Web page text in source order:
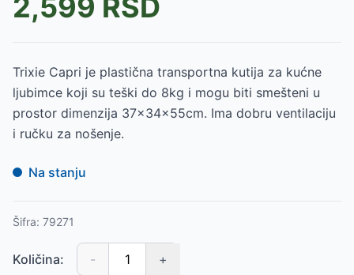
2,599 RSD
Trixie Capri je plastična transportna kutija za kućne
ljubimce koji su teški do 8kg i mogu biti smešteni u
prostor dimenzija 37x34x55cm. Ima dobru ventilaciju
i ručku za nošenje.
Na stanju
Šifra: 79271
Količina: - +